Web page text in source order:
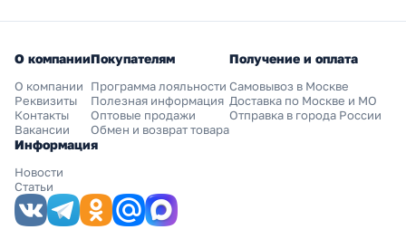
О компании
О компании
Реквизиты
Контакты
Вакансии
Покупателям
Программа лояльности
Полезная информация
Оптовые продажи
Обмен и возврат товара
Получение и оплата
Самовывоз в Москве
Доставка по Москве и МО
Отправка в города России
Информация
Новости
Статьи